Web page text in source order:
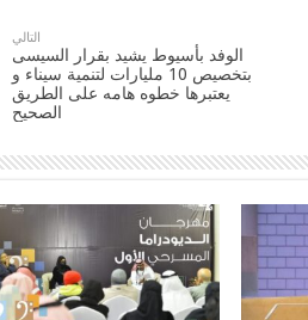
التالي
الوفد بأسيوط يشيد بقرار السيسى
بتخصيص 10 مليارات لتنمية سيناء و
يعتبرها خطوه هامه على الطريق
الصحيح